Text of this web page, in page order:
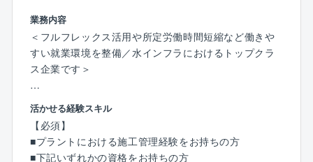
躍できる場もあるります。電気エンジニアとしてスキ
ルを磨くことができます。
業務内容
＜フルフレックス活用や所定労働時間短縮など働きや
すい就業環境を整備／水インフラにおけるトップクラ
ス企業です＞
＜業務概要＞
◎上下水道プラントにおいてトップクラスの同社に
て、水処理プラント、焼却プラントにおける電気設備
の施工管理業務を担当していただきます。
活かせる経験スキル
【必須】
■プラントにおける施工管理経験をお持ちの方
■下記いずれかの資格をお持ちの方